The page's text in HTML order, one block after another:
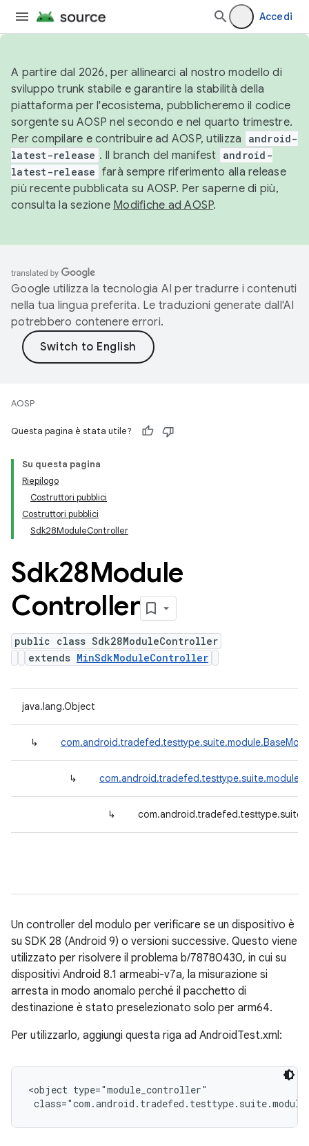
Accedi
A partire dal 2026, per allinearci al nostro modello di
sviluppo trunk stabile e garantire la stabilità della
piattaforma per l'ecosistema, pubblicheremo il codice
sorgente su AOSP nel secondo e nel quarto trimestre.
Per compilare e contribuire ad AOSP, utilizza
android-
latest-release . Il branch del manifest android-
latest-release farà sempre riferimento alla release
più recente pubblicata su AOSP. Per saperne di più,
consulta la sezione Modifiche ad AOSP.
Google utilizza la tecnologia AI per tradurre i contenuti
nella tua lingua preferita. Le traduzioni generate dall'AI
potrebbero contenere errori.
AOSP
Questa pagina è stata utile?
Su questa pagina
Riepilogo
Costruttori pubblici
Costruttori pubblici
Sdk28ModuleController
Sdk28Module
Controller
public class Sdk28ModuleController
extends MinSdkModuleController
java.lang.Object
↳
↳
↳
Un controller del modulo per verificare se un dispositivo è
su SDK 28 (Android 9) o versioni successive. Questo viene
utilizzato per risolvere il problema b/78780430, in cui su
dispositivi Android 8.1 armeabi-v7a, la misurazione si
arresta in modo anomalo perché il pacchetto di
destinazione è stato preselezionato solo per arm64.
Per utilizzarlo, aggiungi questa riga ad AndroidTest.xml:
<object type="module_controller"